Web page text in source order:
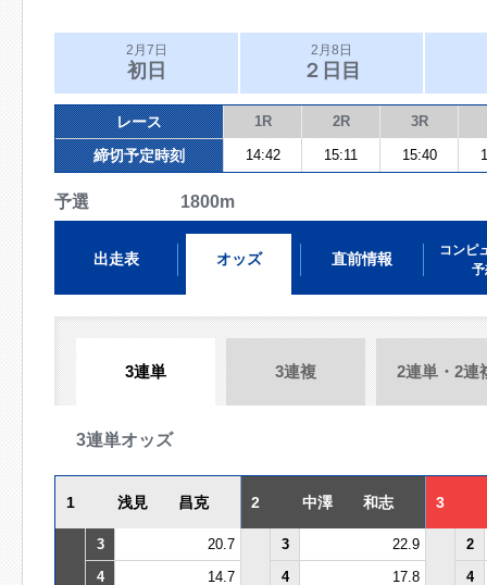
2月7日
初日
2月8日
２日目
レース 1R 2R 3R
締切予定時刻 14:42 15:11 15:40
予選 1800m
出走表 オッズ 直前情報
コンピ
予
3連単 3連複 2連単・2連
3連単オッズ
1 浅見 昌克 2 中澤 和志 3
3 20.7 3 22.9
2
4
14.7 4 17.8
4